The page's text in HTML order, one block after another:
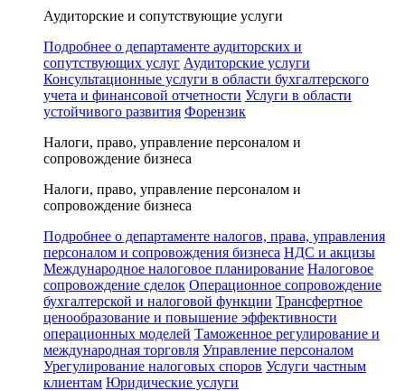
Аудиторские и сопутствующие услуги
Подробнее о департаменте аудиторских и
сопутствующих услуг Аудиторские услуги
Консультационные услуги в области бухгалтерского
учета и финансовой отчетности Услуги в области
устойчивого развития Форензик
Налоги, право, управление персоналом и
сопровождение бизнеса
Налоги, право, управление персоналом и
сопровождение бизнеса
Подробнее о департаменте налогов, права, управления
персоналом и сопровождения бизнеса НДС и акцизы
Международное налоговое планирование Налоговое
сопровождение сделок Операционное сопровождение
бухгалтерской и налоговой функции Трансфертное
ценообразование и повышение эффективности
операционных моделей Таможенное регулирование и
международная торговля Управление персоналом
Урегулирование налоговых споров Услуги частным
клиентам Юридические услуги